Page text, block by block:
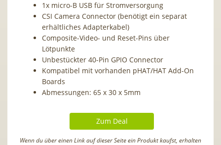
1x micro-B USB für Stromversorgung
CSI Camera Connector (benötigt ein separat
erhältliches Adapterkabel)
Composite-Video- und Reset-Pins über
Lötpunkte
Unbestückter 40-Pin GPIO Connector
Kompatibel mit vorhanden pHAT/HAT Add-On
Boards
Abmessungen: 65 x 30 x 5mm
Zum Deal
Wenn du über einen Link auf dieser Seite ein Produkt kaufst, erhalten